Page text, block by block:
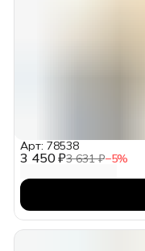
3 450 ₽3 631 ₽−5%
Арт: 78538